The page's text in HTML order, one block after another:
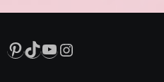
Pinterest
TikTok
YouTube
Instagram